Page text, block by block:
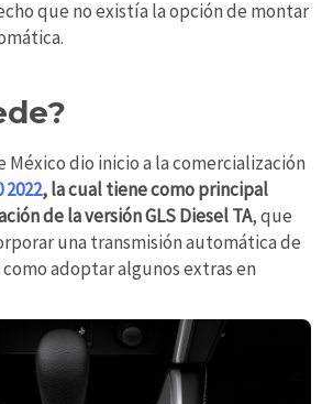
que no existía la opción de montar
dio inicio a la comercialización
, la cual tiene como principal
de la versión GLS Diesel TA, que
una transmisión automática de
adoptar algunos extras en